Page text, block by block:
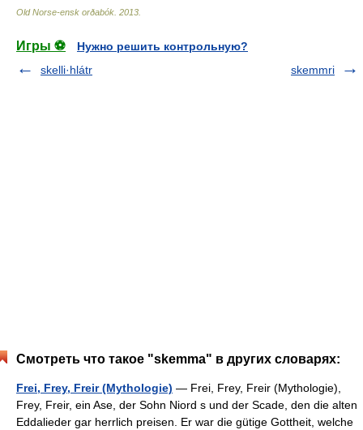
Old Norse-ensk orðabók 2013
Игры ⚽
Нужно решить контрольную?
skelli·hlátr
skemmri
Смотреть что такое "skemma" в других словарях:
Frei, Frey, Freir (Mythologie) — Frei, Frey, Freir (Mythologie),
Frey, Freir, ein Ase, der Sohn Niord s und der Scade, den die alten
Eddalieder gar herrlich preisen. Er war die gütige Gottheit, welche